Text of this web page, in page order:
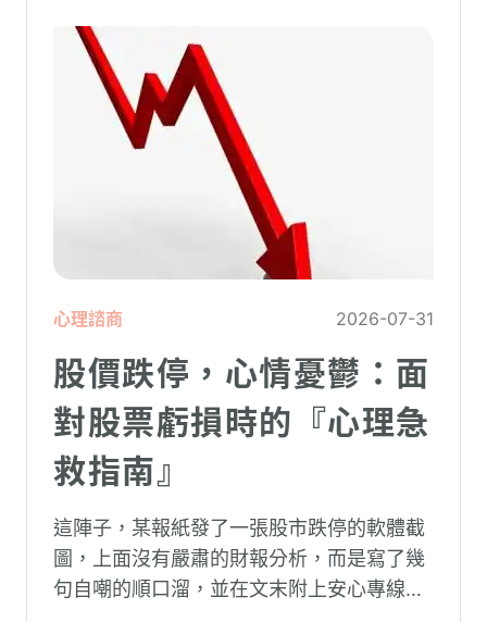
造成重大影響。
心理諮商 2026-07-31
股價跌停，心情憂鬱：面
對股票虧損時的『心理急
救指南』
這陣子，某報紙發了一張股市跌停的軟體截
圖，上面沒有嚴肅的財報分析，而是寫了幾
句自嘲的順口溜，並在文末附上安心專線與